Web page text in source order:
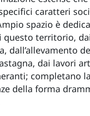
caratteri
spazio è
questo territorio,
dall’allevamento
dai lavori
completano
della forma